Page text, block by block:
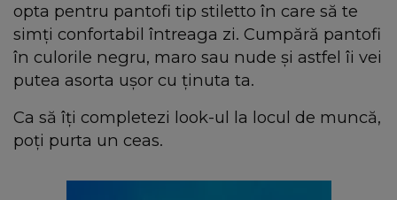
opta pentru pantofi tip stiletto în care să te
simți confortabil întreaga zi. Cumpără pantofi
în culorile negru, maro sau nude și astfel îi vei
putea asorta ușor cu ținuta ta.
Ca să îți completezi look-ul la locul de muncă,
poți purta un ceas.